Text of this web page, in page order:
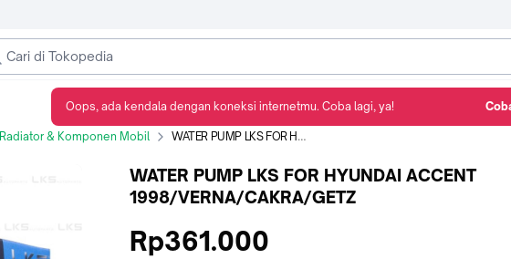
Radiator & Komponen Mobil WATER PUMP LKS FOR HYUNDAI ACCENT 1998/VERNA/CAKRA/GETZ
WATER PUMP LKS FOR HYUNDAI ACCENT
1998/VERNA/CAKRA/GETZ
Rp361.000
Oops, ada kendala dengan koneksi internetmu. Coba lagi, ya!